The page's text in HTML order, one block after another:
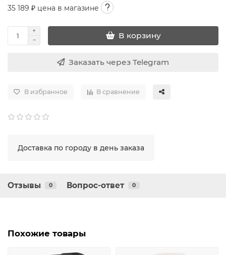
35 189 ₽ цена в магазине
В корзину
Заказать через Telegram
В избранное В сравнение
Доставка по городу в день заказа
Отзывы 0 Вопрос-ответ 0
Похожие товары